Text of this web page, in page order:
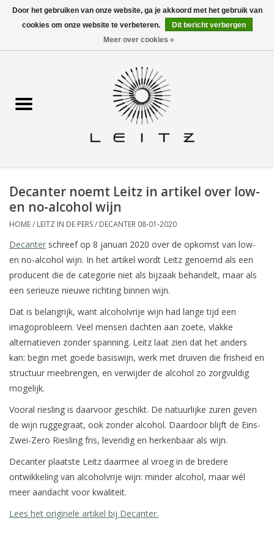
0 Artikelen - €0,00 Contact
Recepten
Leitz in de pers
Horeca
Decanter noemt Leitz in artikel over low-
en no-alcohol wijn
HOME/ LEITZ IN DE PERS/ DECANTER 08-01-2020
Decanter schreef op 8 januari 2020 over de opkomst van low-
en no-alcohol wijn. In het artikel wordt Leitz genoemd als een
producent die de categorie niet als bijzaak behandelt, maar als
een serieuze nieuwe richting binnen wijn.
Dat is belangrijk, want alcoholvrije wijn had lange tijd een
imagoprobleem. Veel mensen dachten aan zoete, vlakke
alternatieven zonder spanning. Leitz laat zien dat het anders
kan: begin met goede basiswijn, werk met druiven die frisheid en
structuur meebrengen, en verwijder de alcohol zo zorgvuldig
mogelijk.
Vooral riesling is daarvoor geschikt. De natuurlijke zuren geven
de wijn ruggegraat, ook zonder alcohol. Daardoor blijft de Eins-
Zwei-Zero Riesling fris, levendig en herkenbaar als wijn.
Decanter plaatste Leitz daarmee al vroeg in de bredere
ontwikkeling van alcoholvrije wijn: minder alcohol, maar wél
meer aandacht voor kwaliteit.
Lees het originele artikel bij Decanter.
Door het gebruiken van onze website, ga je akkoord met het gebruik van
cookies om onze website te verbeteren.
Dit bericht verbergen
Meer over cookies »